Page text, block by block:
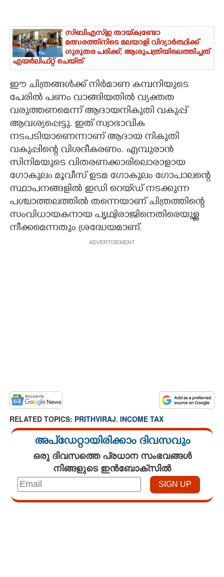
സിബിഎസ്‌ഇ തായ്‌ക്വണ്ടോ
മത്സരത്തിനിടെ മലയാളി വിദ്യാർത്ഥിക്ക്
ഗുരുതര പരിക്ക്; ആശുപത്രിയിലെത്തിച്ചത്
എയ‌ർലിഫ്‌റ്റ് ചെയ്‌ത്
ഈ ചിത്രങ്ങൾക്ക് നിർമാണ കമ്പനിയുടെ
പേരിൽ പണം വാങ്ങിയതിൽ വ്യക്തത
വരുത്തണമെന്ന് ആദായനികുതി വകുപ്പ്
ആവശ്യപ്പെട്ടു. ഇത് സ്വാഭാവിക
നടപടിയാണെന്നാണ് ആദായ നികുതി
വകുപ്പിന്റെ വിശദീകരണം. എമ്പുരാൻ
സിനിമയുടെ വിതരണക്കാരിലൊരാളായ
ഗോകുലം മൂവീസ് ഉടമ ഗോകുലം ഗോപാലന്റെ
സ്ഥാപനങ്ങളിൽ ഇഡി റെയ്‌ഡ് നടക്കുന്ന
പശ്ചാത്തലത്തിൽ തന്നെയാണ് ചിത്രത്തിന്റെ
സംവിധായകനായ പൃഥ്വിരാജിനെതിരെയുള്ള
നീക്കമെന്നതും ശ്രദ്ധേയമാണ്.
ADVERTISEMENT
RELATED TOPICS: PRITHVIRAJ, INCOME TAX
അപ്ഡേറ്റായിരിക്കാം ദിവസവും
ഒരു ദിവസത്തെ പ്രധാന സംഭവങ്ങൾ
നിങ്ങളുടെ ഇൻബോക്സിൽ